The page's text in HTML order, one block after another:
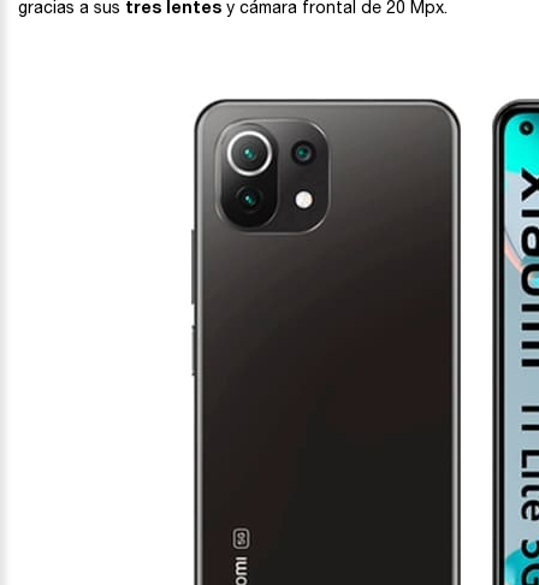
gracias a sus tres lentes y cámara frontal de 20 Mpx.